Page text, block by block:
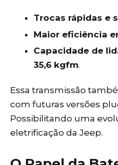
Trocas rápidas e
Maior eficiência
Capacidade de
35,6 kgfm.
Essa transmissão
com futuras versões
Possibilitando uma
eletrificação da Jeep.